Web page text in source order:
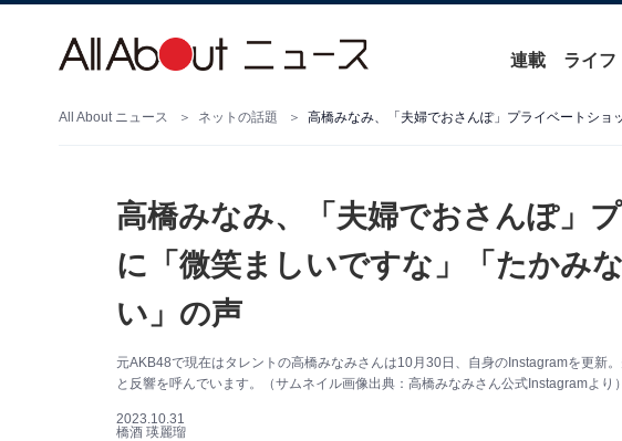
連載 ライフ
All About ニュース ネットの話題
高橋みなみ、「夫婦でおさんぽ」
に「微笑ましいですな」「たかみ
い」の声
元AKB48で現在はタレントの高橋みなみさんは10月30日、自身のInstagramを更新
と反響を呼んでいます。（サムネイル画像出典：高橋みなみさん公式Instagramより）
2023.10.31
橋酒 瑛麗瑠